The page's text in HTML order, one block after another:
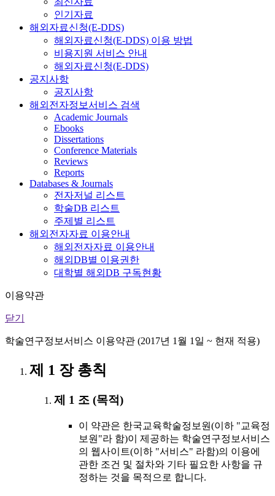
인기자료
해외자료신청(E-DDS)
해외자료신청(E-DDS) 이용 방법
비용지원 서비스 안내
해외자료신청(E-DDS)
공지사항
공지사항
해외전자정보서비스 검색
Academic Journals
Ebooks
Dissertations
Conference Materials
Reviews
Reports
Databases & Journals
전자저널 리스트
학술DB 리스트
주제별 리스트
해외전자자료 이용안내
해외전자자료 이용안내
해외DB별 이용권한
대학별 해외DB 구독현황
이용약관
닫기
학술연구정보서비스 이용약관 (2017년 1월 1일 ~ 현재 적용)
제 1 장 총칙
제 1 조 (목적)
이 약관은 한국교육학술정보원(이하 "교육정
보원"라 함)이 제공하는 학술연구정보서비스
의 웹사이트(이하 "서비스" 라함)의 이용에
관한 조건 및 절차와 기타 필요한 사항을 규
정하는 것을 목적으로 합니다.